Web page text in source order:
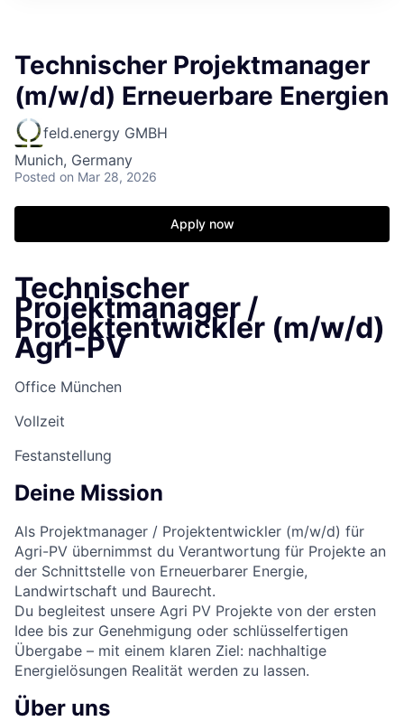
Technischer Projektmanager
(m/w/d) Erneuerbare Energien
feld.energy GMBH
Munich, Germany
Posted on Mar 28, 2026
Apply now
Technischer
Projektmanager /
Projektentwickler (m/w/d)
Agri-PV
Office München
Vollzeit
Festanstellung
Deine Mission
Als Projektmanager / Projektentwickler (m/w/d) für
Agri-PV übernimmst du Verantwortung für Projekte an
der Schnittstelle von Erneuerbarer Energie,
Landwirtschaft und Baurecht.
Du begleitest unsere Agri PV Projekte von der ersten
Idee bis zur Genehmigung oder schlüsselfertigen
Übergabe – mit einem klaren Ziel: nachhaltige
Energielösungen Realität werden zu lassen.
Über uns